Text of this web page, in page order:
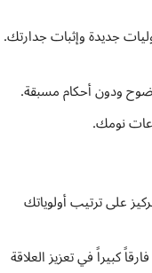
جديدة وإثبات جدارتك.
ودون أحكام مسبقة.
نومك.
على ترتيب أولوياتك
كبيراً في تعزيز العلاقة